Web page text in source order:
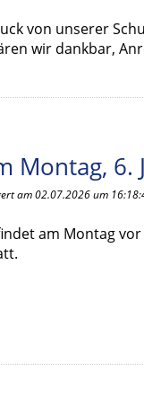
von unserer
wir dankbar,
Montag, 6.
am 02.07.2026 um
am Montag